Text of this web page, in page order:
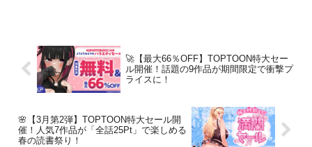
🚀【最大66％OFF】TOPTOON特大セー
ル開催！話題の9作品が期間限定で衝撃プ
ライスに！
🌸【3月第2弾】TOPTOON特大セール開
催！人気7作品が「全話25Pt」で楽しめる
春の読書祭り！